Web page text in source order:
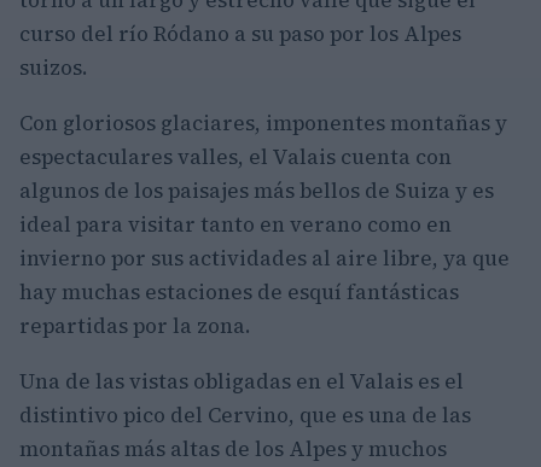
curso del río Ródano a su paso por los Alpes
suizos.
Con gloriosos glaciares, imponentes montañas y
espectaculares valles, el Valais cuenta con
algunos de los paisajes más bellos de Suiza y es
ideal para visitar tanto en verano como en
invierno por sus actividades al aire libre, ya que
hay muchas estaciones de esquí fantásticas
repartidas por la zona.
Una de las vistas obligadas en el Valais es el
distintivo pico del Cervino, que es una de las
montañas más altas de los Alpes y muchos